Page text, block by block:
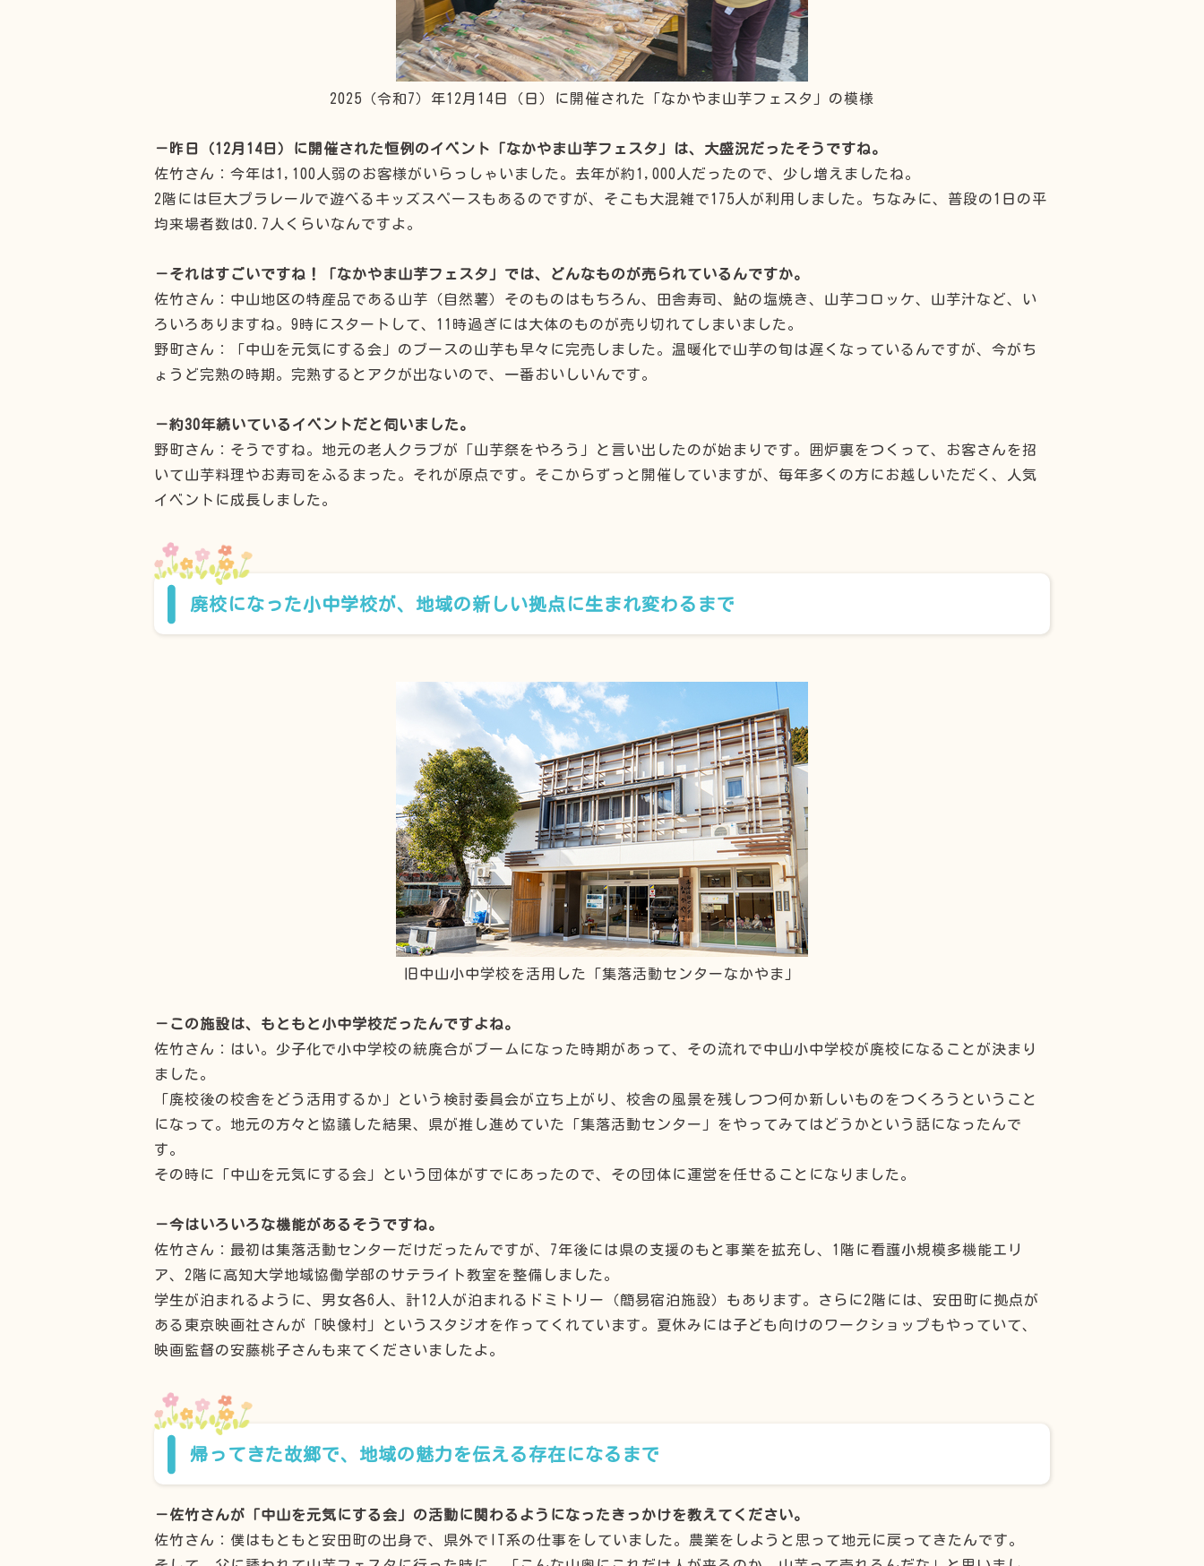
2025（令和7）年12月14日（日）に開催された「なかやま山芋フェスタ」の模様
－昨日（12月14日）に開催された恒例のイベント「なかやま山芋フェスタ」は、大盛況だったそうですね。
佐竹さん：今年は1,100人弱のお客様がいらっしゃいました。去年が約1,000人だったので、少し増えましたね。
2階には巨大プラレールで遊べるキッズスペースもあるのですが、そこも大混雑で175人が利用しました。ちなみに、普段の1日の平
均来場者数は0.7人くらいなんですよ。
－それはすごいですね！「なかやま山芋フェスタ」では、どんなものが売られているんですか。
佐竹さん：中山地区の特産品である山芋（自然薯）そのものはもちろん、田舎寿司、鮎の塩焼き、山芋コロッケ、山芋汁など、い
ろいろありますね。9時にスタートして、11時過ぎには大体のものが売り切れてしまいました。
野町さん：「中山を元気にする会」のブースの山芋も早々に完売しました。温暖化で山芋の旬は遅くなっているんですが、今がち
ょうど完熟の時期。完熟するとアクが出ないので、一番おいしいんです。
－約30年続いているイベントだと伺いました。
野町さん：そうですね。地元の老人クラブが「山芋祭をやろう」と言い出したのが始まりです。囲炉裏をつくって、お客さんを招
いて山芋料理やお寿司をふるまった。それが原点です。そこからずっと開催していますが、毎年多くの方にお越しいただく、人気
イベントに成長しました。
廃校になった小中学校が、地域の新しい拠点に生まれ変わるまで
旧中山小中学校を活用した「集落活動センターなかやま」
－この施設は、もともと小中学校だったんですよね。
佐竹さん：はい。少子化で小中学校の統廃合がブームになった時期があって、その流れで中山小中学校が廃校になることが決まり
ました。
「廃校後の校舎をどう活用するか」という検討委員会が立ち上がり、校舎の風景を残しつつ何か新しいものをつくろうということ
になって。地元の方々と協議した結果、県が推し進めていた「集落活動センター」をやってみてはどうかという話になったんで
す。
その時に「中山を元気にする会」という団体がすでにあったので、その団体に運営を任せることになりました。
－今はいろいろな機能があるそうですね。
佐竹さん：最初は集落活動センターだけだったんですが、7年後には県の支援のもと事業を拡充し、1階に看護小規模多機能エリ
ア、2階に高知大学地域協働学部のサテライト教室を整備しました。
学生が泊まれるように、男女各6人、計12人が泊まれるドミトリー（簡易宿泊施設）もあります。さらに2階には、安田町に拠点が
ある東京映画社さんが「映像村」というスタジオを作ってくれています。夏休みには子ども向けのワークショップもやっていて、
映画監督の安藤桃子さんも来てくださいましたよ。
帰ってきた故郷で、地域の魅力を伝える存在になるまで
－佐竹さんが「中山を元気にする会」の活動に関わるようになったきっかけを教えてください。
佐竹さん：僕はもともと安田町の出身で、県外でIT系の仕事をしていました。農業をしようと思って地元に戻ってきたんです。